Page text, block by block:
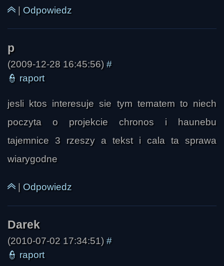
| Odpowiedz
(2009-12-28 16:45:56) #
👮 raport
jesli ktos interesuje sie tym tematem to niech
poczyta o projekcie chronos i haunebu
tajemnice 3 rzeszy a tekst i cala ta sprawa
wiarygodne
Odpowiedz
(2010-07-02 17:34:51) #
👮 raport